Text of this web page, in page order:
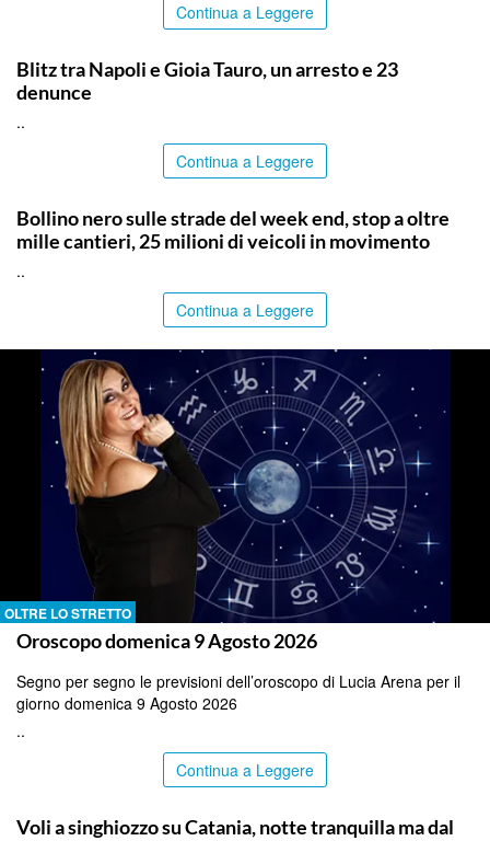
Continua a Leggere
Blitz tra Napoli e Gioia Tauro, un arresto e 23
denunce
..
Continua a Leggere
Bollino nero sulle strade del week end, stop a oltre
mille cantieri, 25 milioni di veicoli in movimento
..
Continua a Leggere
OLTRE LO STRETTO
Oroscopo domenica 9 Agosto 2026
Segno per segno le previsioni dell’oroscopo di Lucia Arena per il
giorno domenica 9 Agosto 2026
..
Continua a Leggere
Voli a singhiozzo su Catania, notte tranquilla ma dal